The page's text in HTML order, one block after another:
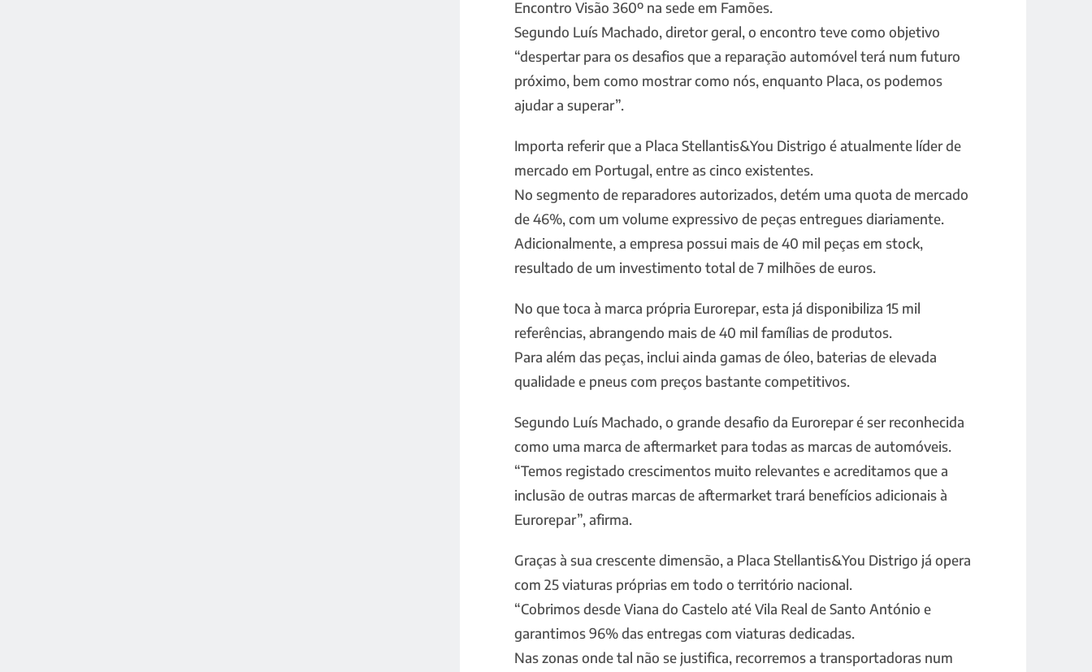
Encontro Visão 360º na sede em Famões.
Segundo Luís Machado, diretor geral, o encontro teve como objetivo
“despertar para os desafios que a reparação automóvel terá num futuro
próximo, bem como mostrar como nós, enquanto Placa, os podemos
ajudar a superar”.
Importa referir que a Placa Stellantis&You Distrigo é atualmente líder de
mercado em Portugal, entre as cinco existentes.
No segmento de reparadores autorizados, detém uma quota de mercado
de 46%, com um volume expressivo de peças entregues diariamente.
Adicionalmente, a empresa possui mais de 40 mil peças em stock,
resultado de um investimento total de 7 milhões de euros.
No que toca à marca própria Eurorepar, esta já disponibiliza 15 mil
referências, abrangendo mais de 40 mil famílias de produtos.
Para além das peças, inclui ainda gamas de óleo, baterias de elevada
qualidade e pneus com preços bastante competitivos.
Segundo Luís Machado, o grande desafio da Eurorepar é ser reconhecida
como uma marca de aftermarket para todas as marcas de automóveis.
“Temos registado crescimentos muito relevantes e acreditamos que a
inclusão de outras marcas de aftermarket trará benefícios adicionais à
Eurorepar”, afirma.
Graças à sua crescente dimensão, a Placa Stellantis&You Distrigo já opera
com 25 viaturas próprias em todo o território nacional.
“Cobrimos desde Viana do Castelo até Vila Real de Santo António e
garantimos 96% das entregas com viaturas dedicadas.
Nas zonas onde tal não se justifica, recorremos a transportadoras num